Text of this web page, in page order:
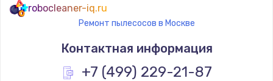
robocleaner-iq.ru
Ремонт пылесосов в Москве
Контактная информация
+7 (499) 229-21-87